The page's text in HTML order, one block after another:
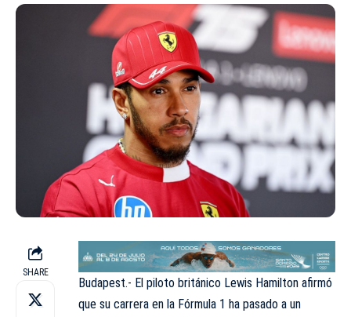
SHARE
Budapest.- El piloto británico Lewis Hamilton afirmó
que su carrera en la Fórmula 1 ha pasado a un